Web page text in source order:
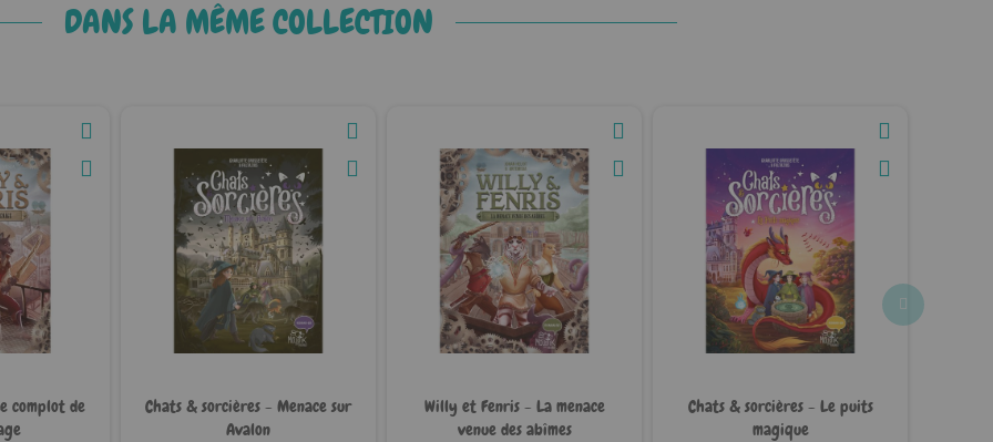
DANS LA MÊME COLLECTION
complot de
Chats & sorcières - Menace sur
Avalon
Willy et Fenris - La menace
venue des abîmes
Chats & sorcières - Le puits
magique